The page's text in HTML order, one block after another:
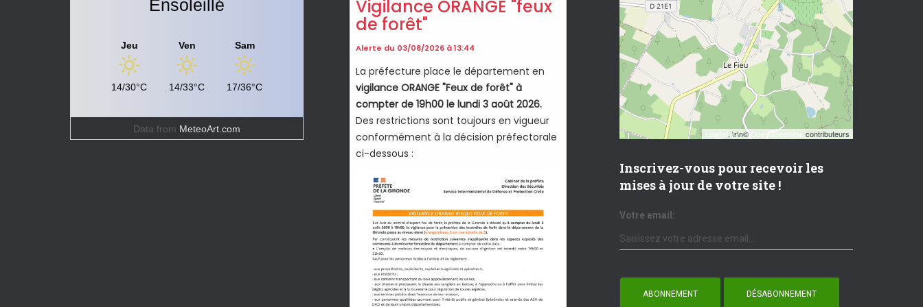
Ensoleillé
Jeu
14/30°C
Ven
14/33°C
Sam
17/36°C
Data from MeteoArt.com Leaflet, \r\n©OpenStreetMap contributeurs
Inscrivez-vous pour recevoir les
mises à jour de votre site !
Votre email: